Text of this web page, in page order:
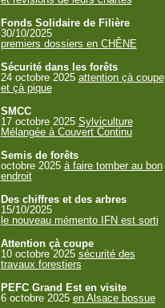
Fonds Solidaire de Filière
30/10/2025
premiers dossiers en CHÊNE
Sécurité dans les forêts
24 octobre 2025 attention çà coupe
et çà pique
SMCC
17 octobre 2025 Sylviculture
Mélangée à Couvert Continu
Semis de forêts
octobre 2025 à faire tomber au bon
endroit
Des chiffres et des arbres
15/10/2025
le nouveau mémento IFN est sorti
Attention çà coupe
10 octobre 2025 sécurité des
travaux forestiers
PEFC Grand Est en visite
6 octobre 2025 en Alsace bossue